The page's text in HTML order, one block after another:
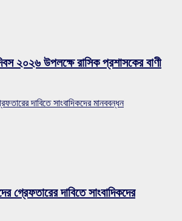
২০২৬ উপলক্ষে রাসিক প্রশাসকের বাণী
দাবিতে সাংবাদিকদের মানববন্ধন
গ্রেফতারের দাবিতে সাংবাদিকদের